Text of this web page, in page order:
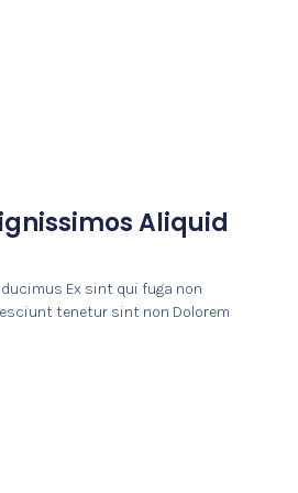
Aliquid
Ex sint qui fuga non
tenetur sint non Dolorem